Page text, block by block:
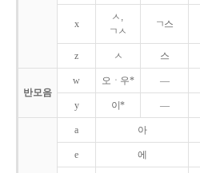
x
ㅅ,
ㄱㅅ
ㄱ스
z ㅅ 스
반모음
w 오ㆍ우* ―
y 이* ―
a 아
e 에